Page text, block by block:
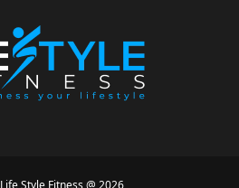
Life Style Fitness @ 2026